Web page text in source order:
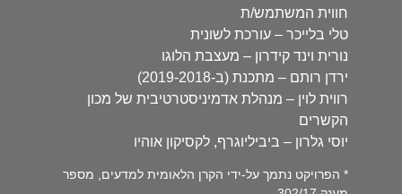
חווית המשתמש/ת
טלי בלייכר – עורכת לשונית
נורית וינד קידרון – מעצבת הלוגו
ירדן רותם – מתכנת (ב-2019-2018)
רווית לוין – מנהלת אדמיניסטרטיבית של מכון
הקשרים
יוסי גלרון – ביביליוגרף, לקסיקון אוהיו
* הפרויקט נתמך על-ידי הקרן הלאומית למדעים, מספר